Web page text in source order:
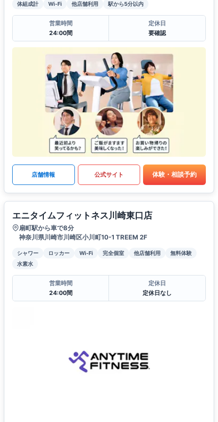
体組成計 Wi-Fi 他店舗利用 駅から5分以内
営業時間
24:00間
定休日
要確認
店舗情報 公式サイト 体験・相談予約
エニタイムフィットネス川崎東口店
扇町駅から車で8分
神奈川県川崎市川崎区小川町10-1 TREEM 2F
シャワー ロッカー Wi-Fi 完全個室 他店舗利用
無料体験
水素水
営業時間
24:00間
定休日
定休日なし